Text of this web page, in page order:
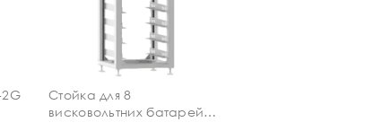
Стойка для 8
висковольтних батарей